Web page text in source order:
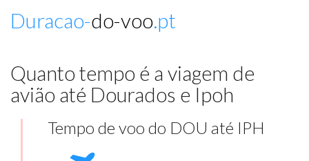
Duracao-do-voo.pt
Quanto tempo é a viagem de
avião até Dourados e Ipoh
Tempo de voo do DOU até IPH